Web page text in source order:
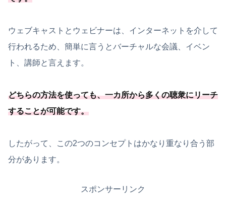
ウェブキャストとウェビナーは、インターネットを介して
行われるため、簡単に言うとバーチャルな会議、イベン
ト、講師と言えます。
どちらの方法を使っても、一カ所から多くの聴衆にリーチ
することが可能です。
したがって、この2つのコンセプトはかなり重なり合う部
分があります。
スポンサーリンク